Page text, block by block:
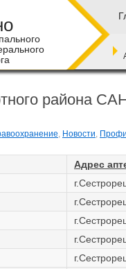
района
, Новости,
Адрес